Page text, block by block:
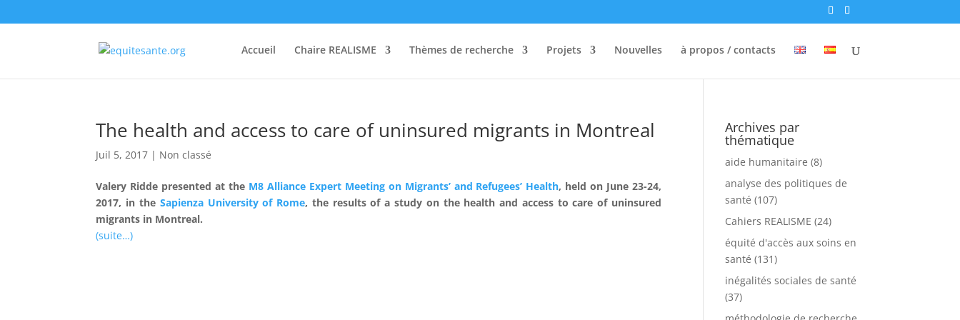
Accueil Chaire REALISME Thèmes de recherche Projets Nouvelles à propos / contacts
The health and access to care of uninsured migrants in Montreal
Juil 5, 2017 | Non classé
Valery Ridde presented at the M8 Alliance Expert Meeting on Migrants’ and Refugees’ Health, held on June 23-24,
2017, in the Sapienza University of Rome, the results of a study on the health and access to care of uninsured
migrants in Montreal.
(suite…)
Archives par
thématique
aide humanitaire (8)
analyse des politiques de
santé (107)
Cahiers REALISME (24)
équité d'accès aux soins en
santé (131)
inégalités sociales de santé
(37)